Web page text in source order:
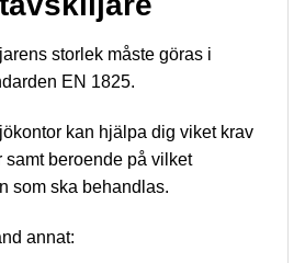
storlek måste göras i
EN 1825.
kan hjälpa dig viket krav
samt beroende på vilket
som ska behandlas.
annat: